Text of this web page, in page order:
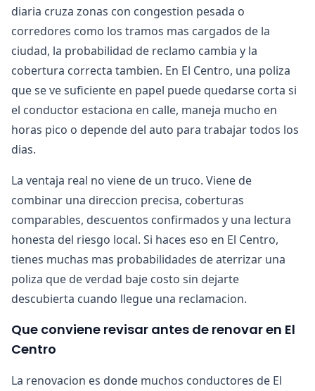
diaria cruza zonas con congestion pesada o
corredores como los tramos mas cargados de la
ciudad, la probabilidad de reclamo cambia y la
cobertura correcta tambien. En El Centro, una poliza
que se ve suficiente en papel puede quedarse corta si
el conductor estaciona en calle, maneja mucho en
horas pico o depende del auto para trabajar todos los
dias.
La ventaja real no viene de un truco. Viene de
combinar una direccion precisa, coberturas
comparables, descuentos confirmados y una lectura
honesta del riesgo local. Si haces eso en El Centro,
tienes muchas mas probabilidades de aterrizar una
poliza que de verdad baje costo sin dejarte
descubierta cuando llegue una reclamacion.
Que conviene revisar antes de renovar en El
Centro
La renovacion es donde muchos conductores de El